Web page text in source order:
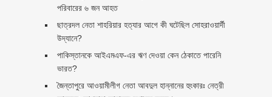
পরিবারের ৬ জন আহত
ছাত্রদল নেতা শাহরিয়ার হত্যার আগে কী ঘটেছিল সোহরাওয়ার্দী
উদ্যানে?
পাকিস্তানকে আইএমএফ-এর ঋণ দেওয়া কেন ঠেকাতে পারেনি
ভারত?
জৈন্তাপুরে আওয়ামীলীগ নেতা আবদুল হান্নানের হুংকারঃ নেত্রী